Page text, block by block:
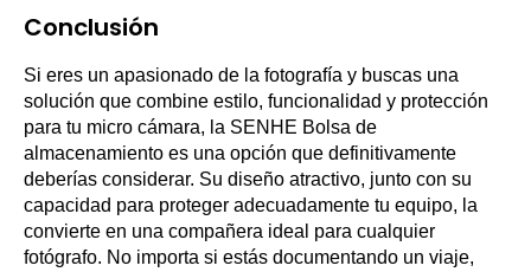
Conclusión
Si eres un apasionado de la fotografía y buscas una
solución que combine estilo, funcionalidad y protección
para tu micro cámara, la SENHE Bolsa de
almacenamiento es una opción que definitivamente
deberías considerar. Su diseño atractivo, junto con su
capacidad para proteger adecuadamente tu equipo, la
convierte en una compañera ideal para cualquier
fotógrafo. No importa si estás documentando un viaje,